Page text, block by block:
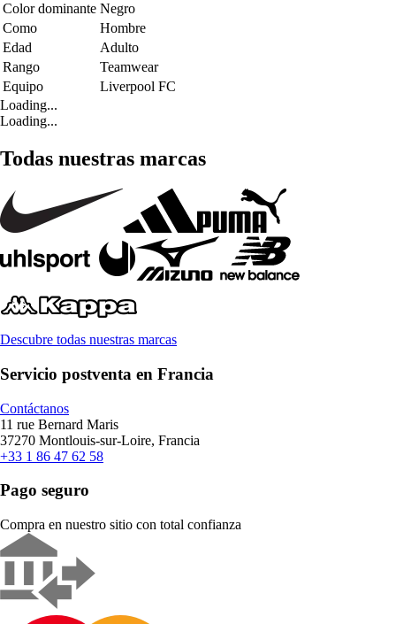
Color dominante Negro
Como
Hombre
Edad
Adulto
Rango
Teamwear
Equipo
Liverpool FC
Loading...
Loading...
Todas nuestras marcas
Descubre todas nuestras marcas
Servicio postventa en Francia
Contáctanos
11 rue Bernard Maris
37270 Montlouis-sur-Loire, Francia
+33 1 86 47 62 58
Pago seguro
Compra en nuestro sitio con total confianza